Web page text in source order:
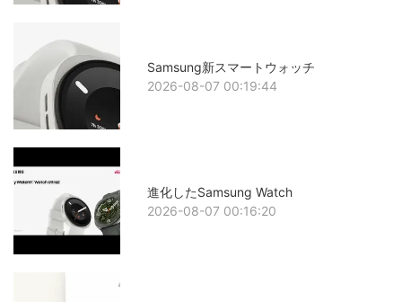
Samsung新スマートウォッチ
2026-08-07 00:19:44
進化したSamsung Watch
2026-08-07 00:16:20